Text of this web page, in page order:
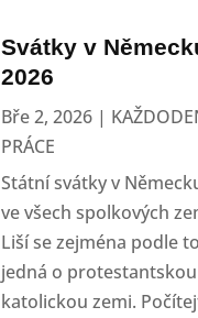
Svátky v
2026
Bře 2, 2026|
PRÁCE
Státní svátky v
ve všech spolkových
Liší se zejména podle
jedná o
katolickou zemi.